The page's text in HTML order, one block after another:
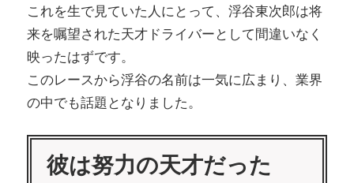
これを生で見ていた人にとって、浮谷東次郎は将
来を嘱望された天才ドライバーとして間違いなく
映ったはずです。
このレースから浮谷の名前は一気に広まり、業界
の中でも話題となりました。
彼は努力の天才だった